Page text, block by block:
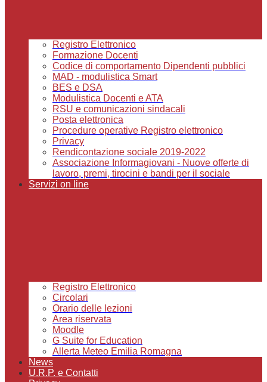
Registro Elettronico
Formazione Docenti
Codice di comportamento Dipendenti pubblici
MAD - modulistica Smart
BES e DSA
Modulistica Docenti e ATA
RSU e comunicazioni sindacali
Posta elettronica
Procedure operative Registro elettronico
Privacy
Rendicontazione sociale 2019-2022
Associazione Informagiovani - Nuove offerte di
lavoro, premi, tirocini e bandi per il sociale
Servizi on line
Registro Elettronico
Circolari
Orario delle lezioni
Area riservata
Moodle
G Suite for Education
Allerta Meteo Emilia Romagna
News
U.R.P. e Contatti